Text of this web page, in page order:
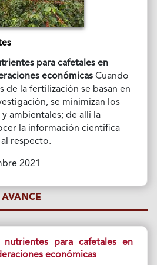
para cafetales en
económicas Cuando
de la fertilización se basan en
se minimizan los
ambientales; de allí la
la información científica
respecto.
2021
AVANCE
para cafetales en
económicas